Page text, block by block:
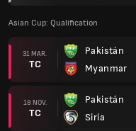
Asian Cup: Qualification
31 MAR.
TC
Pakistán
Myanmar
18 NOV.
TC
Pakistán
Siria